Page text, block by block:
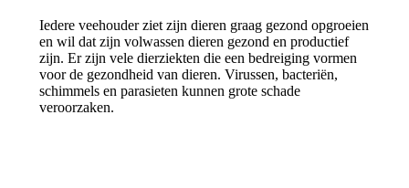
Iedere veehouder ziet zijn dieren graag gezond opgroeien
en wil dat zijn volwassen dieren gezond en productief
zijn. Er zijn vele dierziekten die een bedreiging vormen
voor de gezondheid van dieren. Virussen, bacteriën,
schimmels en parasieten kunnen grote schade
veroorzaken.